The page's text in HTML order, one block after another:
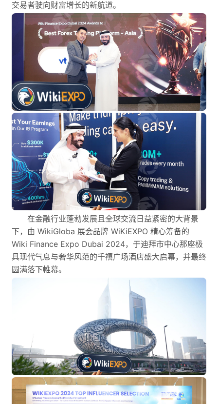
交易者驶向财富增长的新航道。
在金融行业蓬勃发展且全球交流日益紧密的大背景
下，由 WikiGloba 展会品牌 WiKiEXPO 精心筹备的
Wiki Finance Expo Dubai 2024，于迪拜市中心那座极
具现代气息与奢华风范的千禧广场酒店盛大启幕，并最终
圆满落下帷幕。